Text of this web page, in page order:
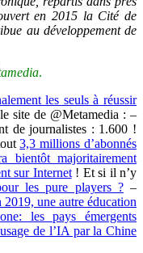
en 2015 la Cité de
au développement de
.
les seuls à réussir
site de @Metamedia : –
de journalistes : 1.600 !
3,3 millions d’abonnés
bientôt majoritairement
sur Internet! Et si il n’y
les pure players ?–
2019, une autre éducation
les pays émergents
de l’IA par la Chine